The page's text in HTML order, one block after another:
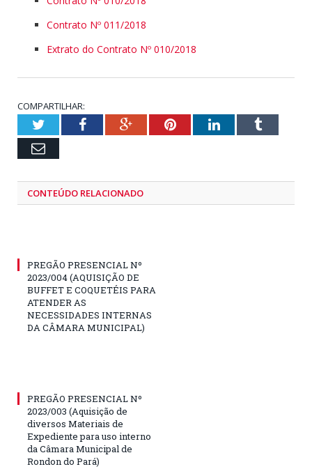
Contrato Nº 011/2018
Extrato do Contrato Nº 010/2018
COMPARTILHAR:
TwitterFacebookGoogle+PinterestLinkedInTumblr
Email
CONTEÚDO RELACIONADO
PREGÃO PRESENCIAL Nº
2023/004 (AQUISIÇÃO DE
BUFFET E COQUETÉIS PARA
ATENDER AS
NECESSIDADES INTERNAS
DA CÂMARA MUNICIPAL)
PREGÃO PRESENCIAL Nº
2023/003 (Aquisição de
diversos Materiais de
Expediente para uso interno
da Câmara Municipal de
Rondon do Pará)